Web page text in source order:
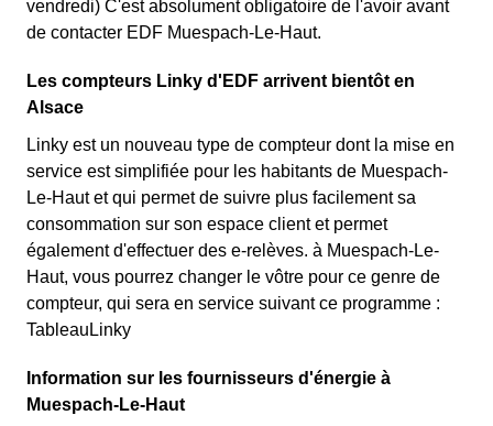
vendredi) C'est absolument obligatoire de l'avoir avant
de contacter EDF Muespach-Le-Haut.
Les compteurs Linky d'EDF arrivent bientôt en
Alsace
Linky est un nouveau type de compteur dont la mise en
service est simplifiée pour les habitants de Muespach-
Le-Haut et qui permet de suivre plus facilement sa
consommation sur son espace client et permet
également d'effectuer des e-relèves. à Muespach-Le-
Haut, vous pourrez changer le vôtre pour ce genre de
compteur, qui sera en service suivant ce programme :
TableauLinky
Information sur les fournisseurs d'énergie à
Muespach-Le-Haut